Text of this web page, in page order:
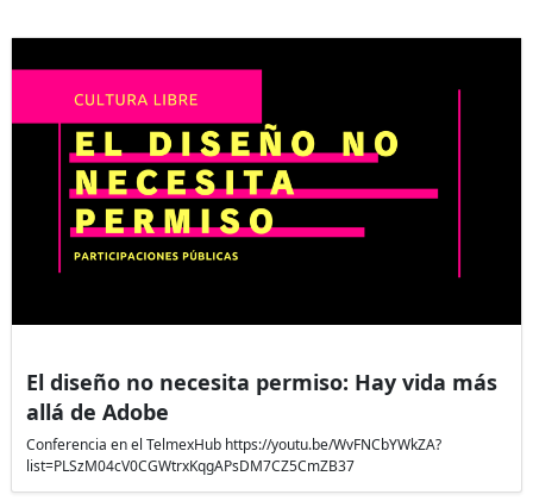
El diseño no necesita permiso: Hay vida más
allá de Adobe
Conferencia en el TelmexHub https://youtu.be/WvFNCbYWkZA?
list=PLSzM04cV0CGWtrxKqgAPsDM7CZ5CmZB37